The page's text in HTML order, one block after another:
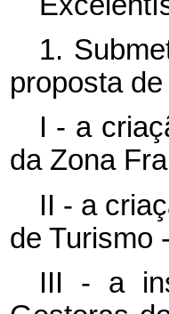
1.
proposta
I - a
da Zona
II - a
de Turismo -
III - a